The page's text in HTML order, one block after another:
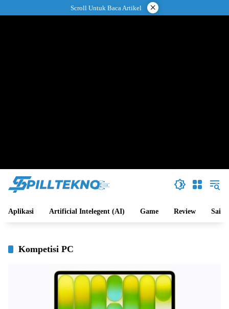
ke
Scroll Untuk Baca Artikel ×
Aplikasi Artificial Intelegent (AI) Game Review Sains
Kompetisi PC